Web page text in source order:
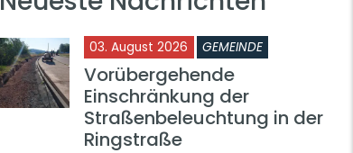
03. August 2026 GEMEINDE
Vorübergehende
Einschränkung der
Straßenbeleuchtung in der
Ringstraße